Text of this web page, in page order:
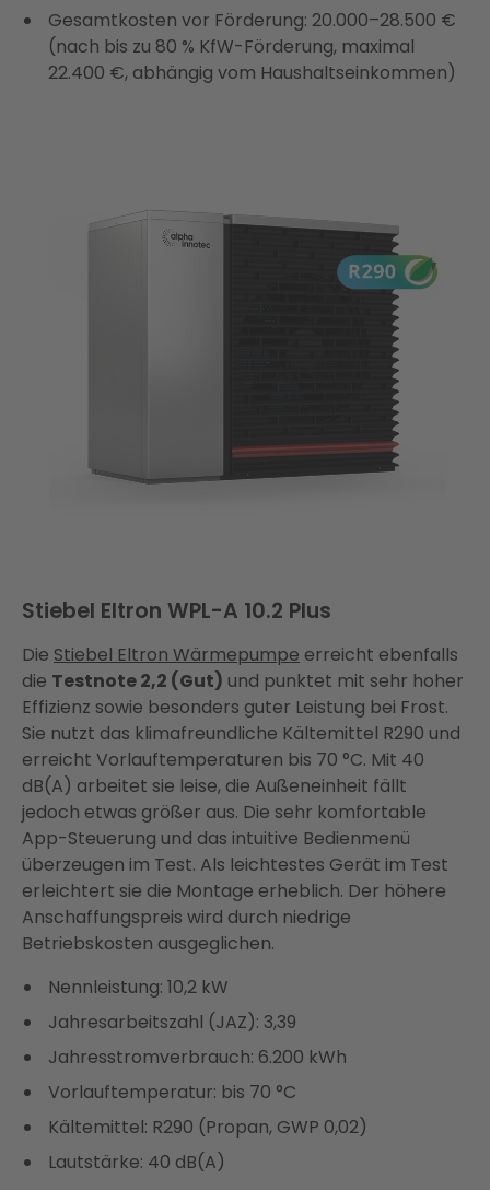
Gesamtkosten vor Förderung: 20.000–28.500 €
(nach bis zu 80 % KfW-Förderung, maximal
22.400 €, abhängig vom Haushaltseinkommen)
Stiebel Eltron WPL-A 10.2 Plus
Die Stiebel Eltron Wärmepumpe erreicht ebenfalls
die Testnote 2,2 (Gut) und punktet mit sehr hoher
Effizienz sowie besonders guter Leistung bei Frost.
Sie nutzt das klimafreundliche Kältemittel R290 und
erreicht Vorlauftemperaturen bis 70 °C. Mit 40
dB(A) arbeitet sie leise, die Außeneinheit fällt
jedoch etwas größer aus. Die sehr komfortable
App-Steuerung und das intuitive Bedienmenü
überzeugen im Test. Als leichtestes Gerät im Test
erleichtert sie die Montage erheblich. Der höhere
Anschaffungspreis wird durch niedrige
Betriebskosten ausgeglichen.
Nennleistung: 10,2 kW
Jahresarbeitszahl (JAZ): 3,39
Jahresstromverbrauch: 6.200 kWh
Vorlauftemperatur: bis 70 °C
Kältemittel: R290 (Propan, GWP 0,02)
Lautstärke: 40 dB(A)